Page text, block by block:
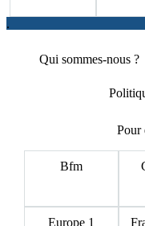
.
Qui sommes-nous ?
Pour
Bfm
Europe 1